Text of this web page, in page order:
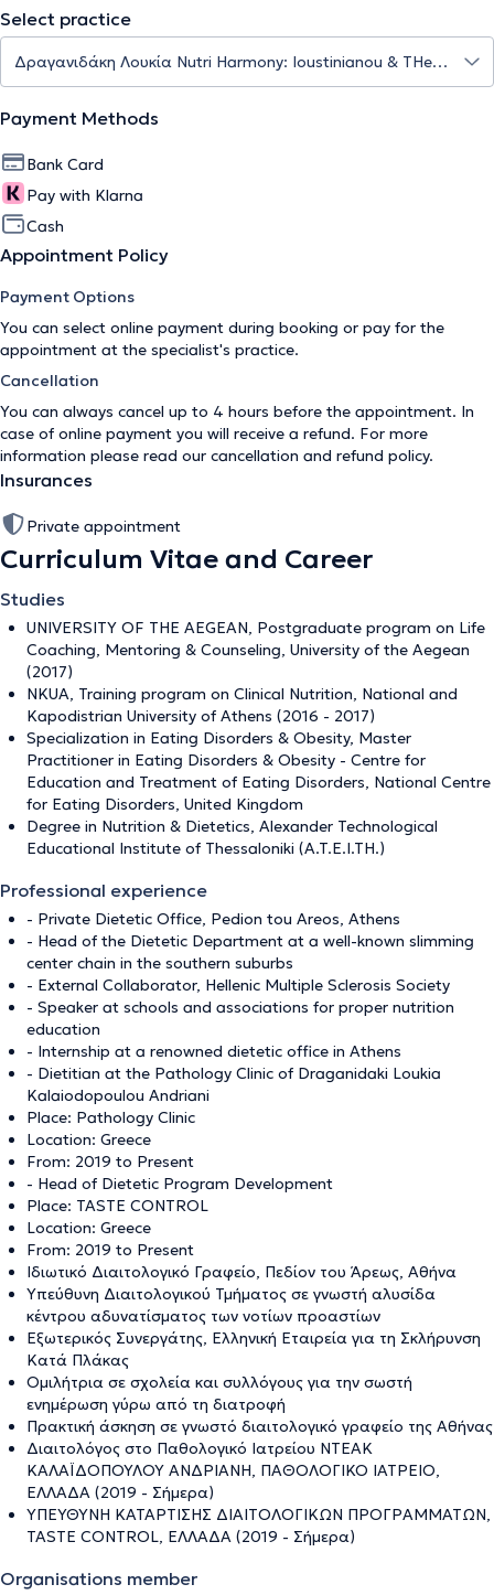
Select practice
Payment Methods
Bank Card
Pay with Klarna
Cash
Appointment Policy
Payment Options
You can select online payment during booking or pay for the
appointment at the specialist's practice.
Cancellation
You can always cancel up to 4 hours before the appointment. In
case of online payment you will receive a refund. For more
information please read our cancellation and refund policy.
Insurances
Private appointment
Curriculum Vitae and Career
Studies
UNIVERSITY OF THE AEGEAN, Postgraduate program on Life
Coaching, Mentoring & Counseling, University of the Aegean
(2017)
NKUA, Training program on Clinical Nutrition, National and
Kapodistrian University of Athens (2016 - 2017)
Specialization in Eating Disorders & Obesity, Master
Practitioner in Eating Disorders & Obesity - Centre for
Education and Treatment of Eating Disorders, National Centre
for Eating Disorders, United Kingdom
Degree in Nutrition & Dietetics, Alexander Technological
Educational Institute of Thessaloniki (A.T.E.I.TH.)
Professional experience
- Private Dietetic Office, Pedion tou Areos, Athens
- Head of the Dietetic Department at a well-known slimming
center chain in the southern suburbs
- External Collaborator, Hellenic Multiple Sclerosis Society
- Speaker at schools and associations for proper nutrition
education
- Internship at a renowned dietetic office in Athens
- Dietitian at the Pathology Clinic of Draganidaki Loukia
Kalaiodopoulou Andriani
Place: Pathology Clinic
Location: Greece
From: 2019 to Present
- Head of Dietetic Program Development
Place: TASTE CONTROL
Location: Greece
From: 2019 to Present
Ιδιωτικό Διαιτολογικό Γραφείο, Πεδίον του Άρεως, Αθήνα
Υπεύθυνη Διαιτολογικού Τμήματος σε γνωστή αλυσίδα
κέντρου αδυνατίσματος των νοτίων προαστίων
Εξωτερικός Συνεργάτης, Ελληνική Εταιρεία για τη Σκλήρυνση
Κατά Πλάκας
Ομιλήτρια σε σχολεία και συλλόγους για την σωστή
ενημέρωση γύρω από τη διατροφή
Πρακτική άσκηση σε γνωστό διαιτολογικό γραφείο της Αθήνας
Διαιτολόγος στο Παθολογικό Ιατρείου ΝΤΕΑΚ
ΚΑΛΑΪΔΟΠΟΥΛΟΥ ΑΝΔΡΙΑΝΗ, ΠΑΘΟΛΟΓΙΚΟ ΙΑΤΡΕΙΟ,
ΕΛΛΑΔΑ (2019 - Σήμερα)
ΥΠΕΥΘΥΝΗ ΚΑΤΑΡΤΙΣΗΣ ΔΙΑΙΤΟΛΟΓΙΚΩΝ ΠΡΟΓΡΑΜΜΑΤΩΝ,
TASTE CONTROL, ΕΛΛΑΔΑ (2019 - Σήμερα)
Organisations member